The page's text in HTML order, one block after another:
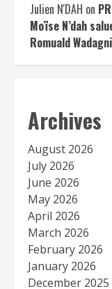
Julien N'DAH on
Moïse N’dah
Romuald Wadagni
Archives
August 2026
July 2026
June 2026
May 2026
April 2026
March 2026
February 2026
January 2026
December 2025